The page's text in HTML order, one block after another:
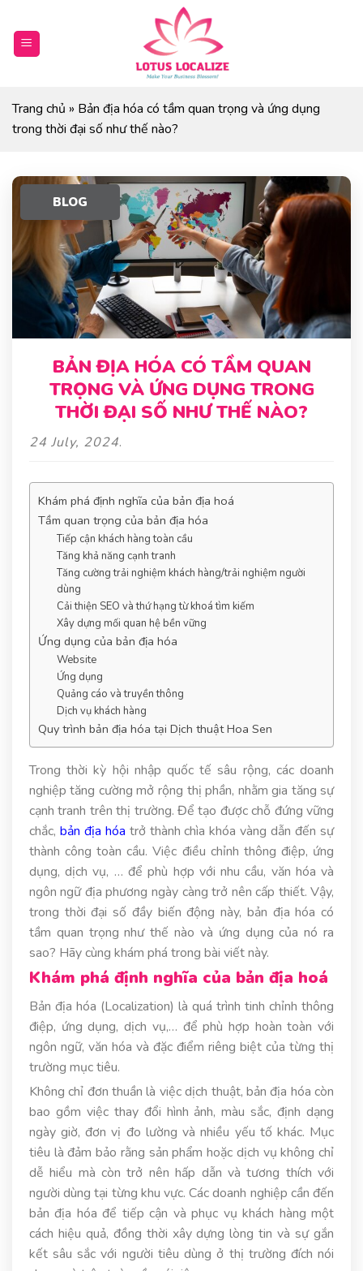
content
Trang chủ » Bản địa hóa có tầm quan trọng và ứng dụng
trong thời đại số như thế nào?
BLOG
BẢN ĐỊA HÓA CÓ TẦM QUAN
TRỌNG VÀ ỨNG DỤNG TRONG
THỜI ĐẠI SỐ NHƯ THẾ NÀO?
24 July, 2024.
Khám phá định nghĩa của bản địa hoá
Tầm quan trọng của bản địa hóa
Tiếp cận khách hàng toàn cầu
Tăng khả năng cạnh tranh
Tăng cường trải nghiệm khách hàng/trải nghiệm người
dùng
Cải thiện SEO và thứ hạng từ khoá tìm kiếm
Xây dựng mối quan hệ bền vững
Ứng dụng của bản địa hóa
Website
Ứng dụng
Quảng cáo và truyền thông
Dịch vụ khách hàng
Quy trình bản địa hóa tại Dịch thuật Hoa Sen
Trong thời kỳ hội nhập quốc tế sâu rộng, các doanh
nghiệp tăng cường mở rộng thị phần, nhằm gia tăng sự
cạnh tranh trên thị trường. Để tạo được chỗ đứng vững
chắc, bản địa hóa trở thành chìa khóa vàng dẫn đến sự
thành công toàn cầu. Việc điều chỉnh thông điệp, ứng
dụng, dịch vụ, … để phù hợp với nhu cầu, văn hóa và
ngôn ngữ địa phương ngày càng trở nên cấp thiết. Vậy,
trong thời đại số đầy biến động này, bản địa hóa có
tầm quan trọng như thế nào và ứng dụng của nó ra
sao? Hãy cùng khám phá trong bài viết này.
Khám phá định nghĩa của bản địa hoá
Bản địa hóa (Localization) là quá trình tinh chỉnh thông
điệp, ứng dụng, dịch vụ,… để phù hợp hoàn toàn với
ngôn ngữ, văn hóa và đặc điểm riêng biệt của từng thị
trường mục tiêu.
Không chỉ đơn thuần là việc dịch thuật, bản địa hóa còn
bao gồm việc thay đổi hình ảnh, màu sắc, định dạng
ngày giờ, đơn vị đo lường và nhiều yếu tố khác. Mục
tiêu là đảm bảo rằng sản phẩm hoặc dịch vụ không chỉ
dễ hiểu mà còn trở nên hấp dẫn và tương thích với
người dùng tại từng khu vực. Các doanh nghiệp cần đến
bản địa hóa để tiếp cận và phục vụ khách hàng một
cách hiệu quả, đồng thời xây dựng lòng tin và sự gắn
kết sâu sắc với người tiêu dùng ở thị trường đích nói